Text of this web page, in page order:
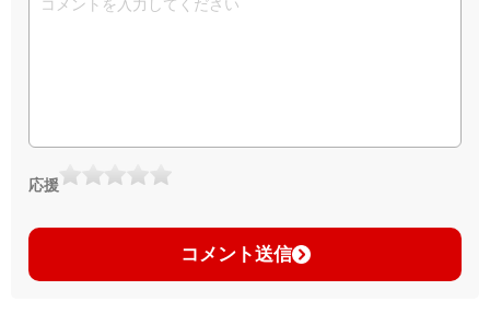
応援
コメント送信